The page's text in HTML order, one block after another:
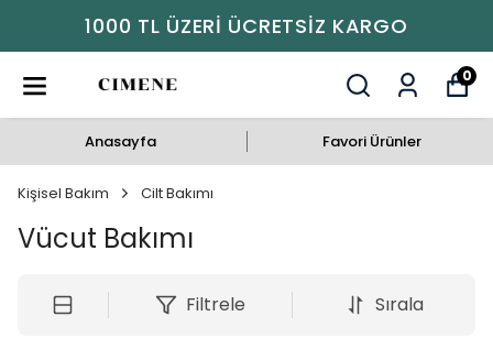
1000 TL ÜZERI ÜCRETSIZ KARGO
0
Anasayfa Favori Ürünler
Kişisel Bakım Cilt Bakımı
Vücut Bakımı
Filtrele Sırala